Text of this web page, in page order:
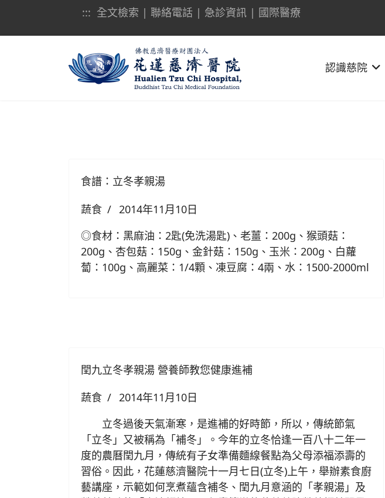
::: 全文檢索 | 聯絡電話| 急診資訊| 國際醫療
認識慈院
食譜：立冬孝親湯
蔬食
2014年11月10日
◎食材：黑麻油：2匙(免洗湯匙)、老薑：200g、猴頭菇：
200g、杏包菇：150g、金針菇：150g、玉米：200g、白蘿
蔔：100g、高麗菜：1/4顆、凍豆腐：4兩、水：1500-2000ml
閏九立冬孝親湯 營養師教您健康進補
蔬食
2014年11月10日
立冬過後天氣漸寒，是進補的好時節，所以，傳統節氣
「立冬」又被稱為「補冬」。今年的立冬恰逢一百八十二年一
度的農曆閏九月，傳統有子女準備麵線餐點為父母添福添壽的
習俗。因此，花蓮慈濟醫院十一月七日(立冬)上午 ，舉辦素食廚
藝講座，示範如何烹煮蘊含補冬、閏九月意涵的「孝親湯」及